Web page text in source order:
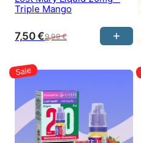
Triple Mango
9,99€
7,50€